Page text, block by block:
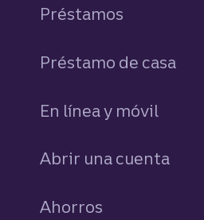
Préstamos
Préstamo de casa
En línea y móvil
Abrir una cuenta
Ahorros